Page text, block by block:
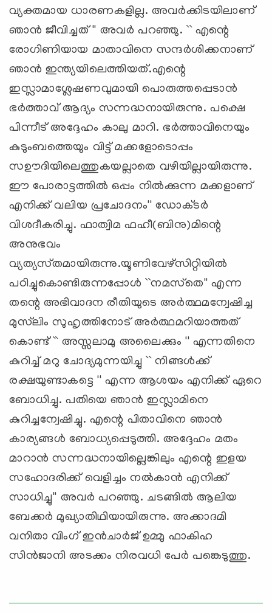
വ്യക്തമായ ധാരണകളില്ല. അവര്‍ക്കിടയിലാണ്‌
ഞാന്‍ ജീവിച്ചത്‌ '' അവര്‍ പറഞ്ഞു. `` എന്റെ
രോഗിണിയായ മാതാവിനെ സന്ദര്‍ശിക്കനാണ്‌
ഞാന്‍ ഇന്ത്യയിലെത്തിയത്‌.എന്റെ
ഇസ്ലാമാശ്ലേഷണവുമായി പൊരുത്തപ്പെടാന്‍
ഭര്‍ത്താവ്‌ ആദ്യം സന്നദ്ധനായിരുന്നു. പക്ഷെ
പിന്നീട്‌ അദ്ദേഹം കാലു മാറി. ഭര്‍ത്താവിനെയും
കുടുംബത്തെയും വിട്ട്‌ മക്കളോടൊപ്പം
സഊദിയിലെത്തുകയല്ലാതെ വഴിയില്ലായിരുന്നു.
ഈ പോരാട്ടത്തില്‍ ഒപ്പം നില്‍ക്കുന്ന മക്കളാണ്‌
എനിക്ക്‌ വലിയ പ്രചോദനം'' ഡോക്‌ടര്‍
വിശദീകരിച്ചു. ഫാത്വിമ ഫഹീ(ബിനു)മിന്റെ
അനുഭവം
വ്യത്യസ്‌തമായിരുന്നു.യൂണിവേഴ്‌സിറ്റിയില്‍
പഠിച്ചുകൊണ്ടിരുന്നപ്പോള്‍ ``നമസ്‌തെ'' എന്ന
തന്റെ അഭിവാദന രീതിയുടെ അര്‍ത്ഥമന്വേഷിച്ച
മുസ്‌ലിം സുഹൃത്തിനോട്‌ അര്‍ത്ഥമറിയാത്തത്‌
കൊണ്ട്‌ `` അസ്സലാമു അലൈക്കും '' എന്നതിനെ
കുറിച്ച്‌ മറു ചോദ്യമുന്നയിച്ചു `` നിങ്ങള്‍ക്ക്‌
രക്ഷയുണ്ടാകട്ടെ '' എന്ന ആശയം എനിക്ക്‌ ഏറെ
ബോധിച്ചു. പതിയെ ഞാന്‍ ഇസ്ലാമിനെ
കുറിച്ചന്വേഷിച്ചു. എന്റെ പിതാവിനെ ഞാന്‍
കാര്യങ്ങള്‍ ബോധ്യപ്പെടുത്തി. അദ്ദേഹം മതം
മാറാന്‍ സന്നദ്ധനായില്ലെങ്കിലും എന്റെ ഇളയ
സഹോദരിക്ക്‌ വെളിച്ചം നല്‍കാന്‍ എനിക്ക്‌
സാധിച്ചു'' അവര്‍ പറഞ്ഞു. ചടങ്ങില്‍ ആലിയ
ബേക്കര്‍ മുഖ്യാതിഥിയായിരുന്നു. അക്കാദമി
വനിതാ വിംഗ്‌ ഇന്‍ചാര്‍ജ്‌ ഉമ്മു ഫാകിഹ
സിന്‍ജാനി അടക്കം നിരവധി പേര്‍ പങ്കെടുത്തു.